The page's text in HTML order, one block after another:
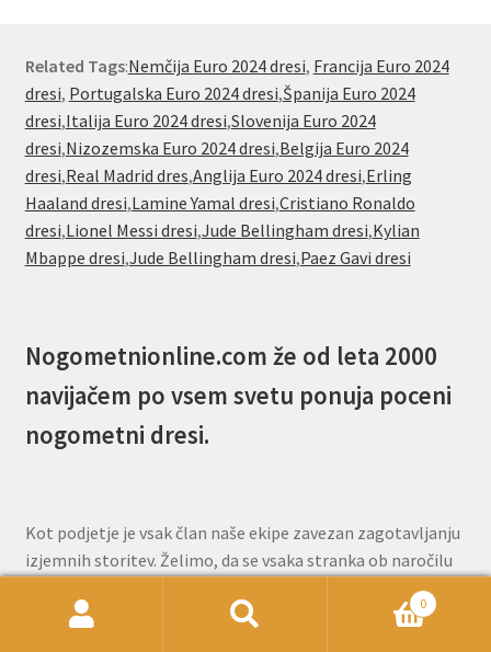
Related Tags:Nemčija Euro 2024 dresi, Francija Euro 2024
dresi, Portugalska Euro 2024 dresi,Španija Euro 2024
dresi,Italija Euro 2024 dresi,Slovenija Euro 2024
dresi,Nizozemska Euro 2024 dresi,Belgija Euro 2024
dresi,Real Madrid dres,Anglija Euro 2024 dresi,Erling
Haaland dresi,Lamine Yamal dresi,Cristiano Ronaldo
dresi,Lionel Messi dresi,Jude Bellingham dresi,Kylian
Mbappe dresi,Jude Bellingham dresi,Paez Gavi dresi
Nogometnionline.com že od leta 2000
navijačem po vsem svetu ponuja poceni
nogometni dresi.
Kot podjetje je vsak član naše ekipe zavezan zagotavljanju
izjemnih storitev. Želimo, da se vsaka stranka ob naročilu
pri nas počuti cenjeno in samozavestno. Naša ekipa za
pomoč strankam je na voljo prek e-pošte, da vam odgovori
0